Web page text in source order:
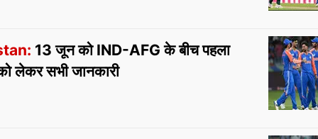
13 जून को IND-AFG के बीच पहला
लेकर सभी जानकारी